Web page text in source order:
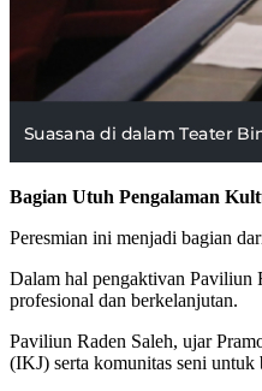
Bagian Utuh Pengalaman
Peresmian ini menjadi bagian
Dalam hal pengaktivan Paviliun
profesional dan berkelanjutan.
Paviliun Raden Saleh, ujar
(IKJ) serta komunitas seni untuk